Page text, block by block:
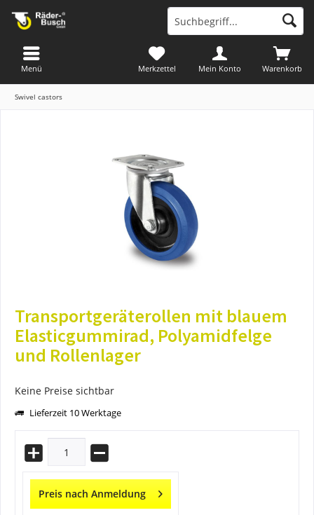
Warenkorb
Merkzettel Mein Konto
Menü
Swivel castors
Transportgeräterollen mit blauem
Elasticgummirad, Polyamidfelge
und Rollenlager
Keine Preise sichtbar
Lieferzeit 10 Werktage
Preis nach Anmeldung